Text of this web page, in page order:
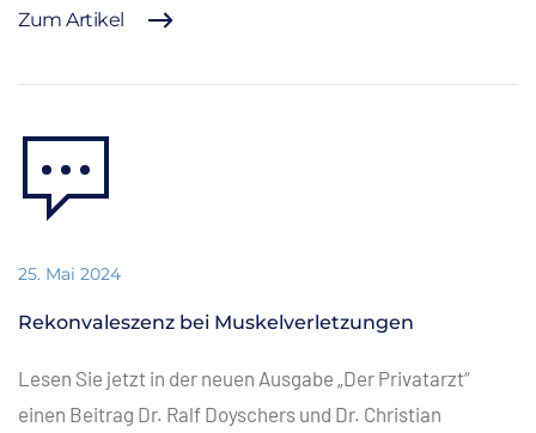
Zum Artikel
25. Mai 2024
Rekonvaleszenz bei Muskelverletzungen
Lesen Sie jetzt in der neuen Ausgabe „Der Privatarzt“
einen Beitrag Dr. Ralf Doyschers und Dr. Christian